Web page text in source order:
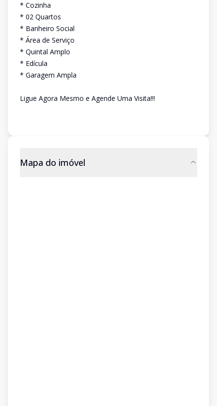
* Cozinha
* 02 Quartos
* Banheiro Social
* Área de Serviço
* Quintal Amplo
* Edícula
* Garagem Ampla
Ligue Agora Mesmo e Agende Uma Visita!!!
Mapa do imóvel